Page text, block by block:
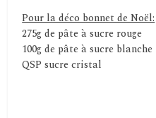
Pour la déco bonnet de Noël:
275g de pâte à sucre rouge
100g de pâte à sucre blanche
QSP sucre cristal